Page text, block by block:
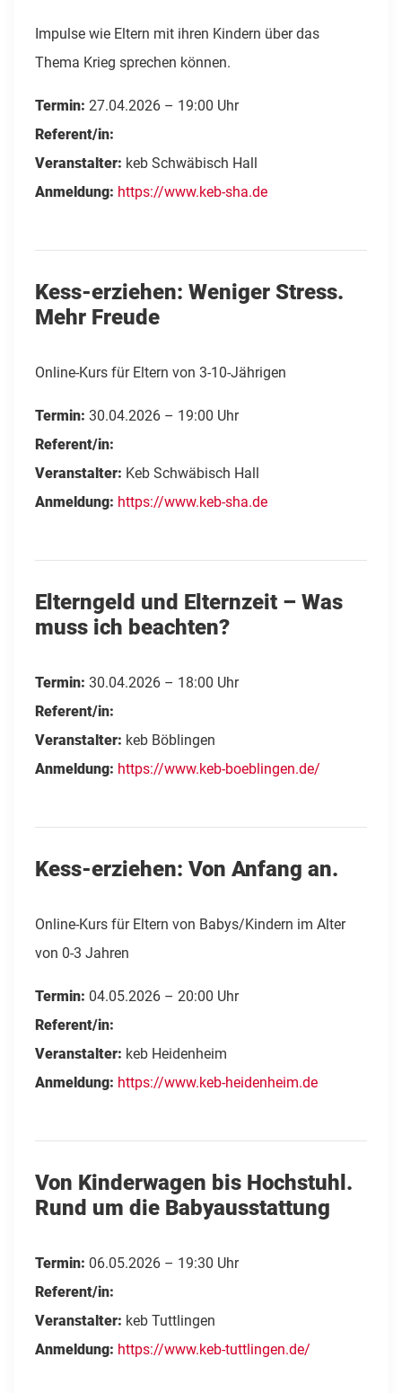
Impulse wie Eltern mit ihren Kindern über das
Thema Krieg sprechen können.
Termin: 27.04.2026 – 19:00 Uhr
Referent/in:
Veranstalter: keb Schwäbisch Hall
Anmeldung: https://www.keb-sha.de
Kess-erziehen: Weniger Stress.
Mehr Freude
Online-Kurs für Eltern von 3-10-Jährigen
Termin: 30.04.2026 – 19:00 Uhr
Referent/in:
Veranstalter: Keb Schwäbisch Hall
Anmeldung: https://www.keb-sha.de
Elterngeld und Elternzeit – Was
muss ich beachten?
Termin: 30.04.2026 – 18:00 Uhr
Referent/in:
Veranstalter: keb Böblingen
Anmeldung: https://www.keb-boeblingen.de/
Kess-erziehen: Von Anfang an.
Online-Kurs für Eltern von Babys/Kindern im Alter
von 0-3 Jahren
Termin: 04.05.2026 – 20:00 Uhr
Referent/in:
Veranstalter: keb Heidenheim
Anmeldung: https://www.keb-heidenheim.de
Von Kinderwagen bis Hochstuhl.
Rund um die Babyausstattung
Termin: 06.05.2026 – 19:30 Uhr
Referent/in:
Veranstalter: keb Tuttlingen
Anmeldung: https://www.keb-tuttlingen.de/